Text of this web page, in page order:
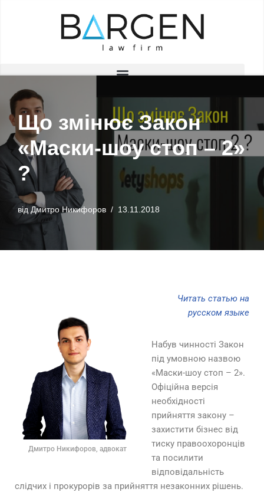
Що змінює Закон
«Маски-шоу стоп – 2»
?
від Дмитро Никифоров 13.11.2018
Дмитро Никифоров, адвокат
Читать статью на
русском языке
Набув чинності Закон
під умовною назвою
«Маски-шоу стоп – 2».
Офіційна версія
необхідності
прийняття закону –
захистити бізнес від
тиску правоохоронців
та посилити
відповідальність
слідчих і прокурорів за прийняття незаконних рішень.